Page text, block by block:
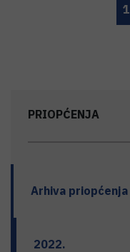
1
PRIOPĆENJA
Arhiva priopćenja
2022.